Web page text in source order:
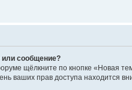
или сообщение?
щёлкните по кнопке «Новая
ваших прав доступа находится